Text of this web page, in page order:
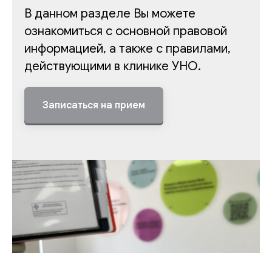
В данном разделе Вы можете
ознакомиться с основной правовой
информацией, а также с правилами,
действующими в клинике УНО.
Записаться на прием